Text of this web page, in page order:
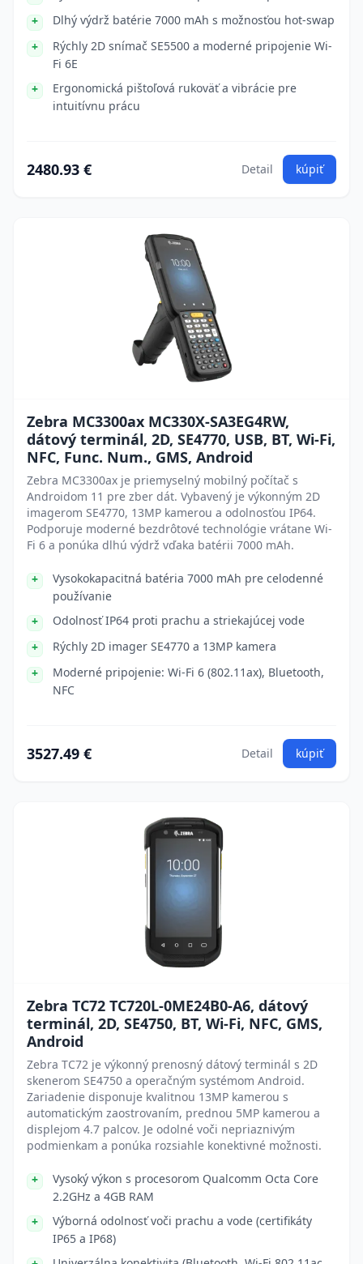
Dlhý výdrž batérie 7000 mAh s možnosťou hot-swap
Rýchly 2D snímač SE5500 a moderné pripojenie Wi-
Fi 6E
Ergonomická pištoľová rukoväť a vibrácie pre
intuitívnu prácu
2480.93 € Detail kúpiť
Zebra MC3300ax MC330X-SA3EG4RW,
dátový terminál, 2D, SE4770, USB, BT, Wi-Fi,
NFC, Func. Num., GMS, Android
Zebra MC3300ax je priemyselný mobilný počítač s
Androidom 11 pre zber dát. Vybavený je výkonným 2D
imagerom SE4770, 13MP kamerou a odolnosťou IP64.
Podporuje moderné bezdrôtové technológie vrátane Wi-
Fi 6 a ponúka dlhú výdrž vďaka batérii 7000 mAh.
Vysokokapacitná batéria 7000 mAh pre celodenné
používanie
Odolnosť IP64 proti prachu a striekajúcej vode
Rýchly 2D imager SE4770 a 13MP kamera
Moderné pripojenie: Wi-Fi 6 (802.11ax), Bluetooth,
NFC
3527.49 € Detail kúpiť
Zebra TC72 TC720L-0ME24B0-A6, dátový
terminál, 2D, SE4750, BT, Wi-Fi, NFC, GMS,
Android
Zebra TC72 je výkonný prenosný dátový terminál s 2D
skenerom SE4750 a operačným systémom Android.
Zariadenie disponuje kvalitnou 13MP kamerou s
automatickým zaostrovaním, prednou 5MP kamerou a
displejom 4.7 palcov. Je odolné voči nepriaznivým
podmienkam a ponúka rozsiahle konektivné možnosti.
Vysoký výkon s procesorom Qualcomm Octa Core
2.2GHz a 4GB RAM
Výborná odolnosť voči prachu a vode (certifikáty
IP65 a IP68)